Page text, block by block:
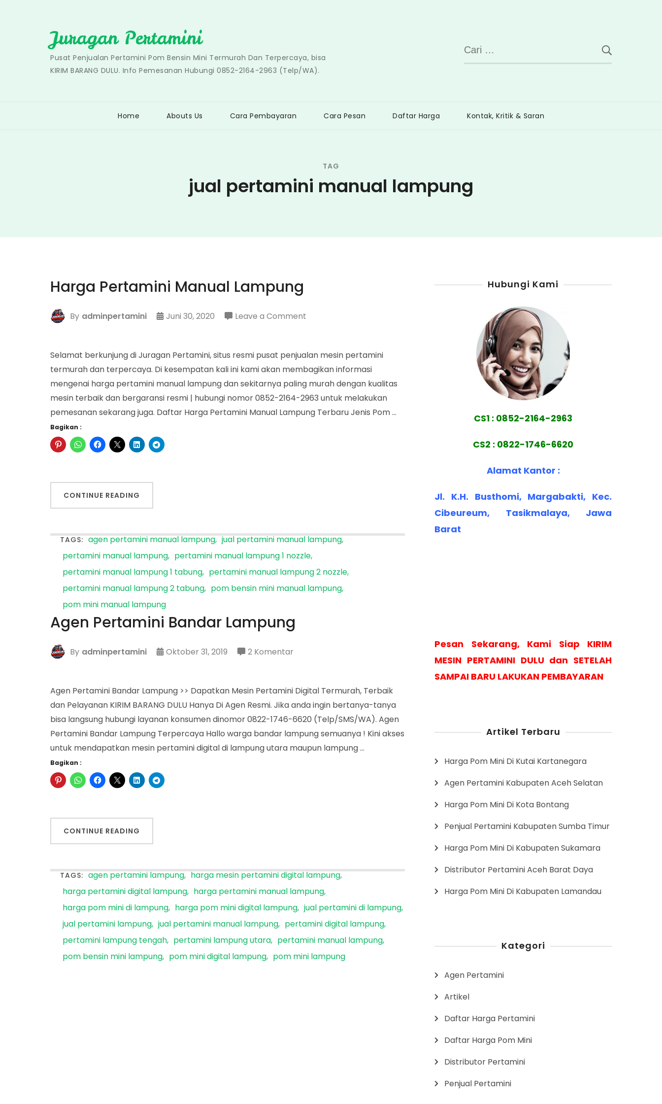
Juragan Pertamini
Pusat Penjualan Pertamini Pom Bensin Mini Termurah Dan Terpercaya, bisa
KIRIM BARANG DULU. Info Pemesanan Hubungi 0852-2164-2963 (Telp/WA).
Cari
untuk:
Home Abouts Us Cara Pembayaran Cara Pesan Daftar Harga Kontak, Kritik & Saran
TAG
jual pertamini manual lampung
Harga Pertamini Manual Lampung
By adminpertamini Juni 30, 2020 Leave a Commenton
Manual
Lampung
Selamat berkunjung di Juragan Pertamini, situs resmi pusat penjualan mesin pertamini
termurah dan terpercaya. Di kesempatan kali ini kami akan membagikan informasi
mengenai harga pertamini manual lampung dan sekitarnya paling murah dengan kualitas
mesin terbaik dan bergaransi resmi | hubungi nomor 0852-2164-2963 untuk melakukan
pemesanan sekarang juga. Daftar Harga Pertamini Manual Lampung Terbaru Jenis Pom …
Bagikan :
CONTINUE READING
TAGS: agen pertamini manual lampung jual pertamini manual lampung
pertamini manual lampung
pertamini manual lampung 1 nozzle
pertamini manual lampung 1 tabung
pertamini manual lampung 2 nozzle
pertamini manual lampung 2 tabung
pom bensin mini manual lampung
pom mini manual lampung
Agen Pertamini Bandar Lampung
By adminpertamini Oktober 31, 2019 2 Komentarpada
Bandar
Lampung
Agen Pertamini Bandar Lampung >> Dapatkan Mesin Pertamini Digital Termurah, Terbaik
dan Pelayanan KIRIM BARANG DULU Hanya Di Agen Resmi. Jika anda ingin bertanya-tanya
bisa langsung hubungi layanan konsumen dinomor 0822-1746-6620 (Telp/SMS/WA). Agen
Pertamini Bandar Lampung Terpercaya Hallo warga bandar lampung semuanya ! Kini akses
untuk mendapatkan mesin pertamini digital di lampung utara maupun lampung …
Bagikan :
CONTINUE READING
TAGS: agen pertamini lampung harga mesin pertamini digital lampung
harga pertamini digital lampung
harga pertamini manual lampung
harga pom mini di lampung
harga pom mini digital lampung jual pertamini di lampung
jual pertamini lampung jual pertamini manual lampung
pertamini digital lampung
pertamini lampung tengah
pertamini lampung utara
pertamini manual lampung
pom bensin mini lampung
pom mini digital lampung pom mini lampung
Hubungi Kami
CS1 : 0852-2164-2963
CS2 : 0822-1746-6620
Alamat Kantor :
Jl. K.H. Busthomi, Margabakti, Kec.
Cibeureum, Tasikmalaya, Jawa
Barat
Pesan Sekarang, Kami Siap KIRIM
MESIN PERTAMINI DULU dan SETELAH
SAMPAI BARU LAKUKAN PEMBAYARAN
Artikel Terbaru
Harga Pom Mini Di Kutai Kartanegara
Agen Pertamini Kabupaten Aceh Selatan
Harga Pom Mini Di Kota Bontang
Penjual Pertamini Kabupaten Sumba Timur
Harga Pom Mini Di Kabupaten Sukamara
Distributor Pertamini Aceh Barat Daya
Harga Pom Mini Di Kabupaten Lamandau
Kategori
Agen Pertamini
Artikel
Daftar Harga Pertamini
Daftar Harga Pom Mini
Distributor Pertamini
Penjual Pertamini